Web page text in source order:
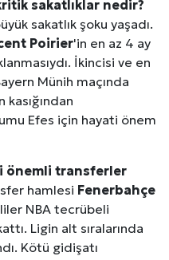
sakatlıklar nedir?
sakatlık şoku yaşadı.
Poirier'in en az 4 ay
İkincisi ve en
Münih maçında
kasığından
Efes için hayati önem
önemli transferler
hamlesi Fenerbahçe
NBA tecrübeli
Ligin alt sıralarında
Kötü gidişatı